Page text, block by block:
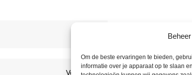
Om de beste ervaringen te bieden,
informatie over je apparaat op te slaan
Volgend
Volgende